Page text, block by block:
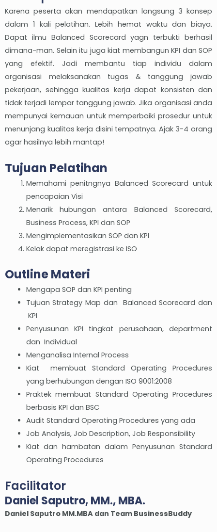
Karena peserta akan mendapatkan langsung 3 konsep
dalam 1 kali pelatihan. Lebih hemat waktu dan biaya.
Dapat ilmu Balanced Scorecard yagn terbukti berhasil
dimana-man. Selain itu juga kiat membangun KPI dan SOP
yang efektif. Jadi membantu tiap individu dalam
organisasi melaksanakan tugas & tanggung jawab
pekerjaan, sehingga kualitas kerja dapat konsisten dan
tidak terjadi lempar tanggung jawab. Jika organisasi anda
mempunyai kemauan untuk memperbaiki prosedur untuk
menunjang kualitas kerja disini tempatnya. Ajak 3-4 orang
agar hasilnya lebih mantap!
Tujuan Pelatihan
Memahami penitngnya Balanced Scorecard untuk
pencapaian Visi
Menarik hubungan antara Balanced Scorecard,
Business Process, KPI dan SOP
Mengimplementasikan SOP dan KPI
Kelak dapat meregistrasi ke ISO
Outline Materi
Mengapa SOP dan KPI penting
Tujuan Strategy Map dan Balanced Scorecard dan
KPI
Penyusunan KPI tingkat perusahaan, department
dan Individual
Menganalisa Internal Process
Kiat membuat Standard Operating Procedures
yang berhubungan dengan ISO 9001:2008
Praktek membuat Standard Operating Procedures
berbasis KPI dan BSC
Audit Standard Operating Procedures yang ada
Job Analysis, Job Description, Job Responsibility
Kiat dan hambatan dalam Penyusunan Standard
Operating Procedures
Facilitator
Daniel Saputro, MM., MBA.
Daniel Saputro MM.MBA dan Team BusinessBuddy